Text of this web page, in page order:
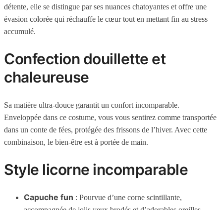
détente, elle se distingue par ses nuances chatoyantes et offre une
évasion colorée qui réchauffe le cœur tout en mettant fin au stress
accumulé.
Confection douillette et
chaleureuse
Sa matière ultra-douce garantit un confort incomparable.
Enveloppée dans ce costume, vous vous sentirez comme transportée
dans un conte de fées, protégée des frissons de l’hiver. Avec cette
combinaison, le bien-être est à portée de main.
Style licorne incomparable
Capuche fun : Pourvue d’une corne scintillante,